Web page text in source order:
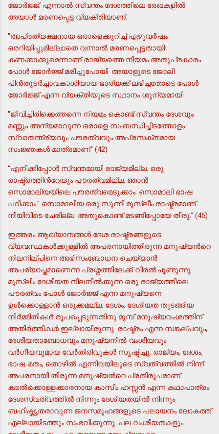
ജോര്‍ജ്ജ്. എന്നാല്‍ സ്വന്തം ദേശത്തിലെ രേഖകളില്‍
അയാള്‍ മരണപ്പെട്ട വ്യക്തിയാണ്.
"അപ്രത്യക്ഷനായ ഒരാളെക്കുറിച്ച് ഏഴുവര്‍ഷം
ഒരറിയിപ്പുമില്ലാതെ വന്നാല്‍ മരണപ്പെട്ടതായി
കണക്കാക്കുമെന്നാണ് രാജ്യത്തെ നിയമം അതുപ്രകാരം
പോള്‍ ജോര്‍ജ്ജ് മരിച്ചുപോയി. അയാളുടെ ജോലി
പിന്‍തുടര്‍ച്ചാവകാശിയായ ഭാര്യക്ക് ലഭിച്ചതോടെ പോള്‍
ജോര്‍ജ്ജ് എന്ന വ്യക്തിയുടെ സ്ഥാനം ശൂന്യമായി.
"ജീവിച്ചിരിക്കെത്തന്നെ നിയമം കൊണ്ട് സ്വന്തം ദേശവും
മണ്ണും അന്യമാവുന്ന ഒരാളെ സംബന്ധിച്ചിടത്തോളം
സ്വാതന്ത്ര്യവും പൗരത്വവും അപ്രസക്തമായ
സംജ്ഞകള്‍ മാത്രമാണ്" (42)
"എനിക്കിപ്പോള്‍ സ്വന്തമായി രാജ്യമില്ല. ഒരു
രാഷ്ട്രത്തിന്‍റേയും പൗരത്വമില്ല. ഞാന്‍
സൊമാലിയയിലെ പൗരത്വമെടുക്കാം. സൊമാലി ഭാഷ
പഠിക്കാം." സൊമാലിയ ഒരു സുന്നി മുസ്ലീം രാഷ്ട്രമാണ്.
നീയിവിടെ ചേരില്ല. അതുകൊണ്ട് മടങ്ങിപ്പോയേ തീരൂ." (45)
ഇത്തരം ആഖ്യാനങ്ങള്‍ ദേശ രാഷ്ട്രങ്ങളുടെ
വ്യവസ്ഥകള്‍ക്കുള്ളില്‍ അപരനായിത്തീരുന്ന മനുഷ്യന്‍റെ
നിലനില്പിനെ അഭിസംബോധന ചെയ്യാന്‍
അപര്യാപ്തമാണെന്ന പ്രശ്നത്തിലേക്ക് വിരല്‍ചൂണ്ടുന്നു.
മുസ്ലിം ദേശീയത നിലനില്‍ക്കുന്ന ഒരു രാജ്യത്തിലെ
പൗരത്വം പോള്‍ ജോര്‍ജ്ജ് എന്ന മനുഷ്യനെ
ഉള്‍ക്കൊള്ളാന്‍ ഒരുക്കമല്ല. ദേശം, ദേശീയത തുടങ്ങിയ
നിര്‍മ്മിതികള്‍ രൂപപ്പെടുന്നതിനു മുമ്പ് മനുഷ്യവംശത്തിന്
അതിര്‍ത്തികള്‍ ഇല്ലായിരുന്നു. രാഷ്ട്രം എന്ന സങ്കല്പവും,
ദേശീയതാബോധവും മനുഷ്യനില്‍ വംശീയവും
വര്‍ഗീയവുമായ വേര്‍തിരിവുകള്‍ സൃഷ്ടിച്ചു. രാജ്യം, ദേശം,
ഭാഷ, മതം, തൊഴില്‍ എന്നിവയിലൂടെ സ്വത്വത്തില്‍ നിന്ന്
അപരനായി തീരുന്ന മനുഷ്യന്‍റെ പ്രതിരൂപമാണ്
കടല്‍ക്കൊള്ളക്കാരനായ കാസിം ഹസ്സന്‍ എന്ന കഥാപാത്രം.
ദേശസ്വത്വത്തില്‍ നിന്നും ദേശീയതയില്‍ നിന്നും
ബഹിഷ്കൃതരാവുന്ന ജനസമൂഹങ്ങളുടെ പലായനം ലോകത്ത്
എല്ലായിടത്തും സംഭവിക്കുന്നു. പല വംശീയതകളും